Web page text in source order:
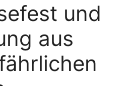
und
aus